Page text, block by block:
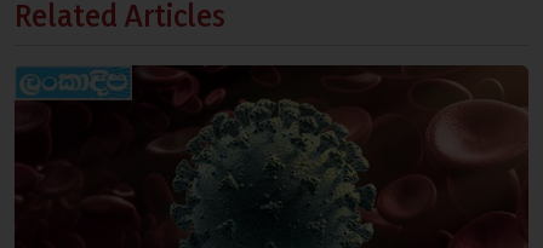
Related Articles